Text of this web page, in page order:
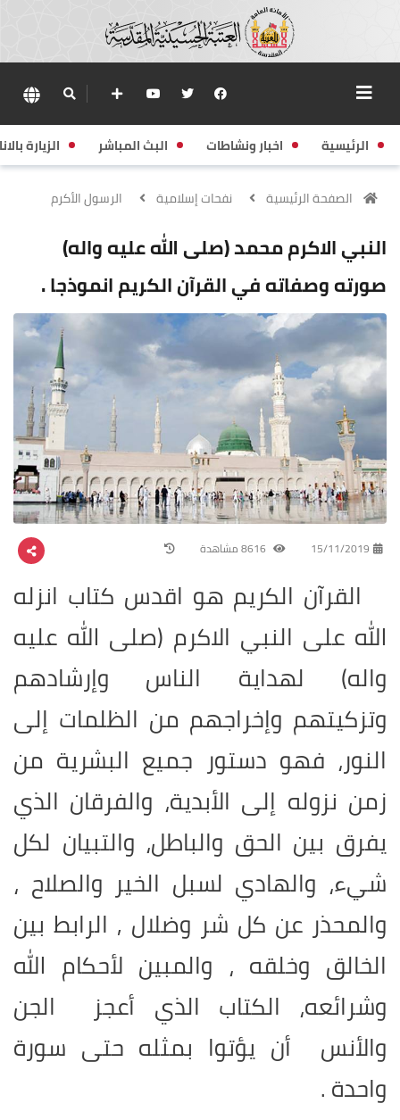
الرئيسية اخبار ونشاطات البث المباشر الزيارة
الصفحة الرئيسية نفحات إسلامية الرسول الأكرم
النبي الاكرم محمد (صلى الله عليه واله)
صورته وصفاته في القرآن الكريم انموذجا .
15/11/2019
القرآن الكريم هو اقدس كتاب انزله
الله على النبي الاكرم (صلى الله عليه
واله) لهداية الناس وإرشادهم
وتزكيتهم وإخراجهم من الظلمات إلى
النور، فهو دستور جميع البشرية من
زمن نزوله إلى الأبدية، والفرقان الذي
يفرق بين الحق والباطل، والتبيان لكل
شيء، والهادي لسبل الخير والصلاح ،
والمحذر عن كل شر وضلال , الرابط بين
الخالق وخلقه ، والمبين لأحكام الله
وشرائعه، الكتاب الذي أعجز الجن
والأنس أن يؤتوا بمثله حتى سورة
واحدة .